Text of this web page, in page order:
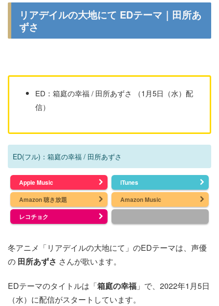
リアデイルの大地にて EDテーマ｜田所あ
ずさ
ED：箱庭の幸福 / 田所あずさ （1月5日（水）配
信）
ED(フル)：箱庭の幸福 / 田所あずさ
Apple Music
iTunes
Amazon 聴き放題
Amazon Music
レコチョク
冬アニメ「リアデイルの大地にて」のEDテーマは、声優
の 田所あずさ さんが歌います。
EDテーマのタイトルは「箱庭の幸福 」で、2022年1月5日
（水）に配信がスタートしています。